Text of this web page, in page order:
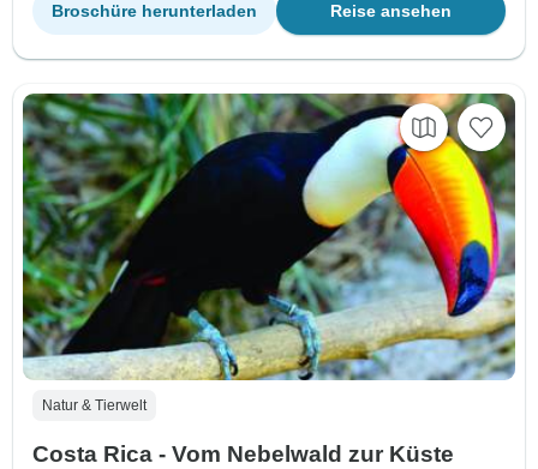
Reise ansehen
Broschüre herunterladen
Natur & Tierwelt
Costa Rica - Vom Nebelwald zur Küste